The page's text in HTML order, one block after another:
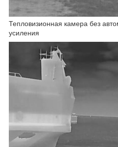
Тепловизионная камера без
усиления